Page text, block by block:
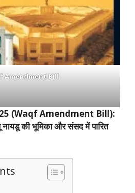
Amendment Bill
(Waqf Amendment Bill):
की भूमिका और संसद में पारित